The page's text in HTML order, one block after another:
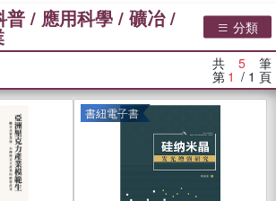
熱搜： 東野圭吾 、 高希均教授回憶錄
、 、 、 如果歷
史是一群喵 、 暑期推薦 、 國際布克
台灣的李
登輝時代 、 數學女孩：黎曼猜想 、
偉大的迷走神經
普 / 應用科學 / 礦冶/ 分類
共 5 筆
第 1 / 1 頁
書紐電子書